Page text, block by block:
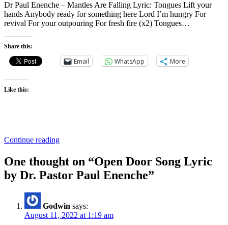
Dr Paul Enenche – Mantles Are Falling Lyric: Tongues Lift your
hands Anybody ready for something here Lord I’m hungry For
revival For your outpouring For fresh fire (x2) Tongues…
Share this:
Email WhatsApp More
Like this:
Continue reading
One thought on “Open Door Song Lyric
by Dr. Pastor Paul Enenche”
Godwin says:
August 11, 2022 at 1:19 am